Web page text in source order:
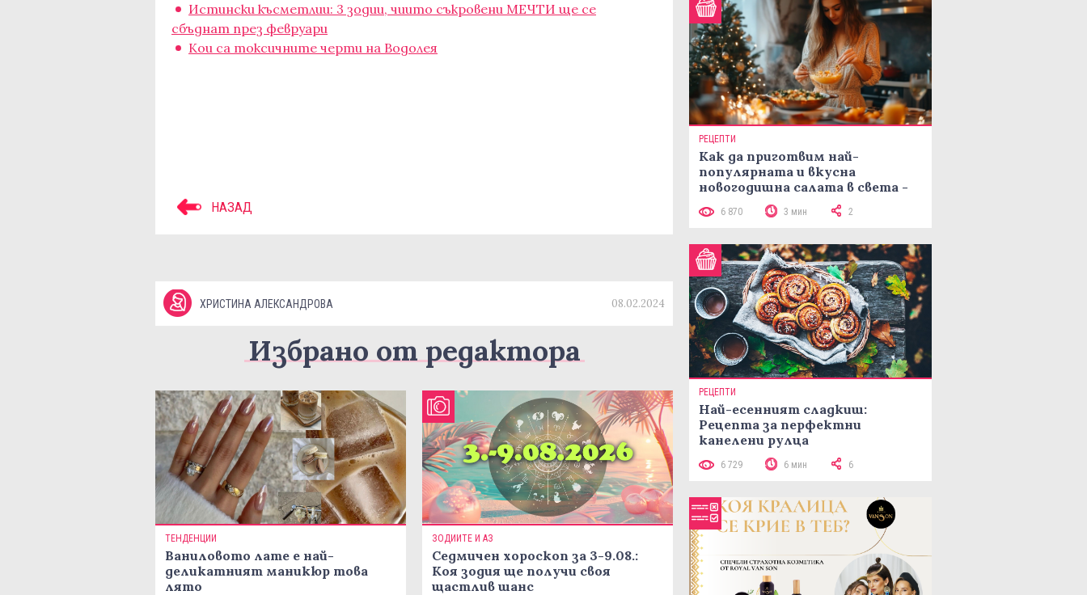
Истински късметлии: 3 зодии, чиито съкровени МЕЧТИ ще се
сбъднат през февруари
Кои са токсичните черти на Водолея
НАЗАД
ХРИСТИНА АЛЕКСАНДРОВА 08.02.2024
Избрано от редактора
ТЕНДЕНЦИИ
Ваниловото лате е най-
деликатният маникюр това
лято
ЗОДИИТЕ И АЗ
Седмичен хороскоп за 3-9.08.:
Коя зодия ще получи своя
щастлив шанс
РЕЦЕПТИ
Как да приготвим най-
популярната и вкусна
новогодишна салата в света -
рецепта Мимоза
6 870 3 мин 2
РЕЦЕПТИ
Най-есенният сладкиш:
Рецепта за перфектни
канелени рулца
6 729 6 мин 6